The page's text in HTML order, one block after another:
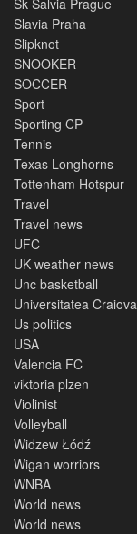
Slavia Praha
Slipknot
SNOOKER
SOCCER
Sport
Sporting CP
Tennis
Texas Longhorns
Tottenham Hotspur
Travel
Travel news
UFC
UK weather news
Unc basketball
Universitatea Craiova
Us politics
USA
Valencia FC
viktoria plzen
Violinist
Volleyball
Widzew Łódź
Wigan worriors
WNBA
World news
World news